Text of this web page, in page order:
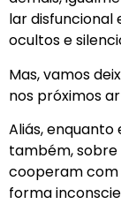
lar disfuncional
ocultos e
Mas, vamos
nos próximos
Aliás,
também, sobre
cooperam com
forma